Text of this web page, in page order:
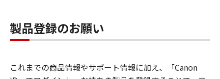
製品登録のお願い
これまでの商品情報やサポート情報に加え、「Canon